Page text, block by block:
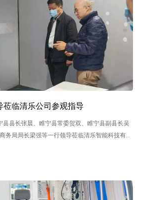
+AI，是竞技体育和科技创新‘以人为本’精神的牵
科技通过冬奥这个舞台，向世界传递中国科技的温
、上海市中西医结合学会提供学术支持。上海市
会秘书长张友根先生、复旦大学张江研究院常务副
、华东理工大学体育科学与工程学院常务副院长
行区科委副主任顾建平先生、闵行区卫健委副主
领导出席了本次会议。 本次论坛还特别邀请到
研究院项目管理中心主任王苗苗女士、复旦大学
医药中心副主任董懿为女士、闵行区企业联合会
士、莘庄工业区莘闵高新技术开发有限公司总经
二工业大学SPD模式医院药品供应链研究专家林
生先生。 此外，复旦大学附属华山医院陈星荣
松女士、复旦大学附属闵行医院呼吸科主任高习
、闵行区莘庄镇社区卫生服务中心主任陈凌女
陇镇社区卫生服务中心主任杨振先生、闵行区申鑫
莅临清乐公司参观指导
县县长张晨、睢宁县常委贺双、睢宁县副县长吴
务局局长梁强等一行领导莅临清乐智能科技有限
程陪同参观。张总对到访的领导表示热烈欢迎和
好政策，也离不开各位领导的关心、支持和帮
总阐述了公司的创办理念、发展规划及运营情况，